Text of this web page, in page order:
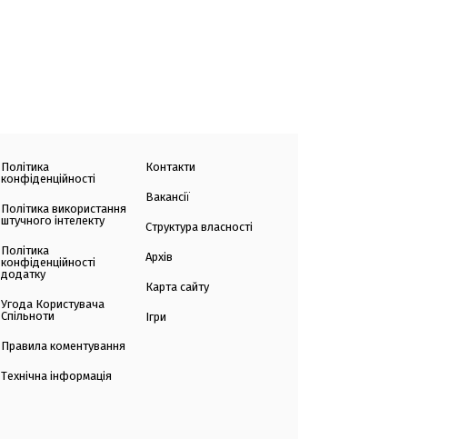
Політика
конфіденційності
Політика використання
штучного інтелекту
Політика
конфіденційності
додатку
Угода Користувача
Спільноти
Правила коментування
Технічна інформація
Контакти
Вакансії
Структура власності
Архів
Карта сайту
Ігри